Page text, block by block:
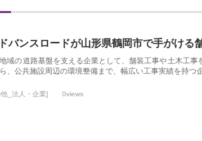
バンスロードが山形県鶴岡市で手がける
域の道路基盤を支える企業として、舗装工事や土木工
、公共施設周辺の環境整備まで、幅広い工事実績を持つ
_法人・企業] 0views